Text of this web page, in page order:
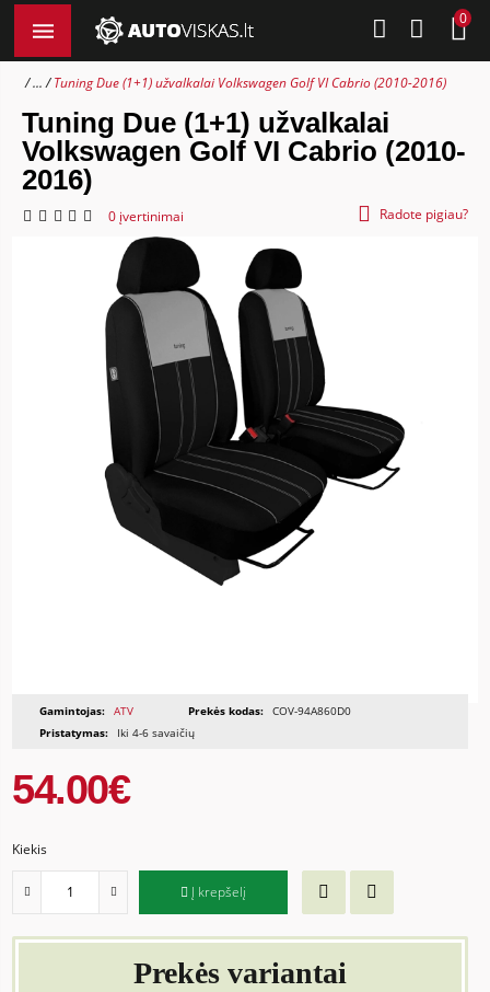
0
... Tuning Due (1+1) užvalkalai Volkswagen Golf VI Cabrio (2010-2016)
Tuning Due (1+1) užvalkalai
Volkswagen Golf VI Cabrio (2010-
2016)
0 įvertinimai Radote pigiau?
Gamintojas: ATV Prekės kodas: COV-94A860D0
Pristatymas:
Iki 4-6 savaičių
54.00€
Kiekis
Į krepšelį
Prekės variantai